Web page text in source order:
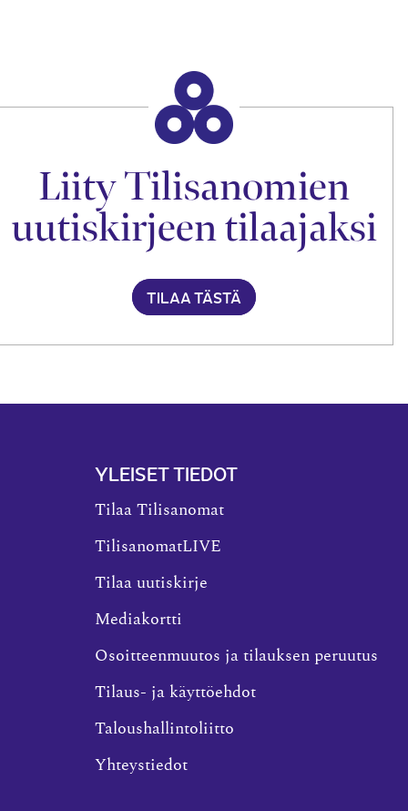
Liity Tilisanomien
uutiskirjeen tilaajaksi
TILAA TÄSTÄ
YLEISET TIEDOT
Tilaa Tilisanomat
TilisanomatLIVE
Tilaa uutiskirje
Mediakortti
Osoitteenmuutos ja tilauksen peruutus
Tilaus- ja käyttöehdot
Taloushallintoliitto
Yhteystiedot